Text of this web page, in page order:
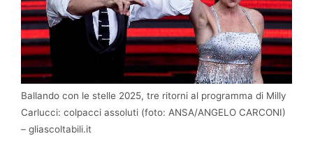
Ballando con le stelle 2025, tre ritorni al programma di Milly
Carlucci: colpacci assoluti (foto: ANSA/ANGELO CARCONI)
– gliascoltabili.it